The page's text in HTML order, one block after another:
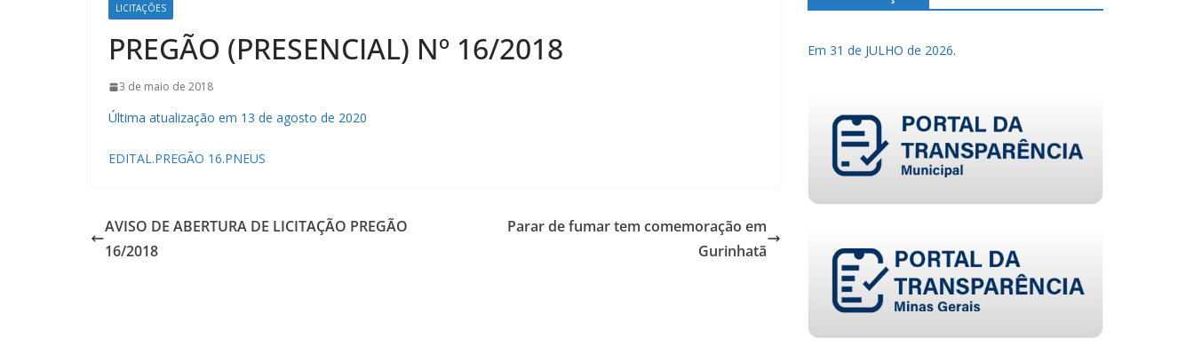
LICITAÇÕES
PREGÃO (PRESENCIAL) Nº 16/2018
3 de maio de 2018
Última atualização em 13 de agosto de 2020
EDITAL.PREGÃO 16.PNEUS
AVISO DE ABERTURA DE LICITAÇÃO PREGÃO
16/2018
Parar de fumar tem comemoração em
Gurinhatã
Em 31 de JULHO de 2026.